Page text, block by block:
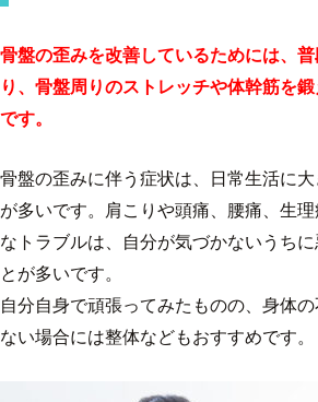
骨盤の歪みを改善しているためには、
り、骨盤周りのストレッチや体幹筋を
です。
骨盤の歪みに伴う症状は、日常生活に
が多いです。肩こりや頭痛、腰痛、生
なトラブルは、自分が気づかないうち
とが多いです。
自分自身で頑張ってみたものの、身体
ない場合には整体などもおすすめです。